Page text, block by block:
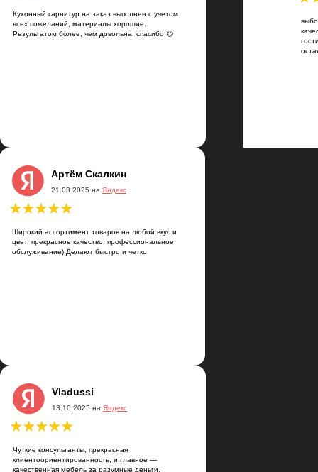
Кухонный гарнитур на заказ выполнен с учетом
всех пожеланий, материалы хорошие.
Результатом более, чем довольна, спасибо 😉
Артём Скалкин
Широкий ассортимент товаров на любой вкус и
цвет, прекрасное качество, профессиональное
обслуживание) Делают быстро и четко
21.03.2025 на Яндекс
Vladussi
Чуткие консультанты, прекрасная
клиентоориентированность, и главное —
качественная мебель за разумные деньги.
13.10.2025 на Яндекс